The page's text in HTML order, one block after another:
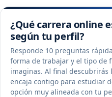
¿Qué carrera online
según tu perfil?
Responde 10 preguntas
forma de trabajar y el tipo de
imaginas. Al final
encaja contigo para estudiar
opción muy alineada con tu